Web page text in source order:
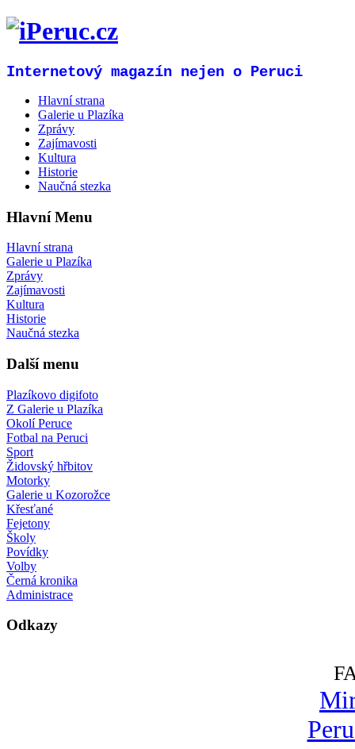
Internetový magazín nejen o Peruci
Hlavní strana
Galerie u Plazíka
Zprávy
Zajímavosti
Kultura
Historie
Naučná stezka
Hlavní Menu
Hlavní strana
Galerie u Plazíka
Zprávy
Zajímavosti
Kultura
Historie
Naučná stezka
Další menu
Plazíkovo digifoto
Z Galerie u Plazíka
Okolí Peruce
Fotbal na Peruci
Sport
Židovský hřbitov
Motorky
Galerie u Kozorožce
Křesťané
Fejetony
Školy
Povídky
Volby
Černá kronika
Administrace
Odkazy